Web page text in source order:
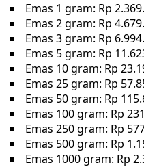
Emas 1 gram: Rp
Emas 2 gram: Rp
Emas 3 gram: Rp
Emas 5 gram: Rp
Emas 10 gram: Rp
Emas 25 gram: Rp
Emas 50 gram: Rp
Emas 100 gram: Rp
Emas 250 gram: Rp
Emas 500 gram: Rp
Emas 1000 gram: Rp